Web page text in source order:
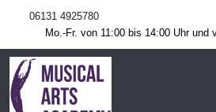
06131 4925780
Mo.-Fr. von 11:00 bis 14:00 Uhr und